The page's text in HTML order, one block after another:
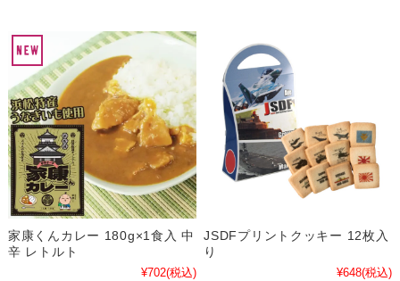
家康くんカレー 180g×1食入 中
辛 レトルト
¥702(税込)
JSDFプリントクッキー 12枚入
り
¥648(税込)